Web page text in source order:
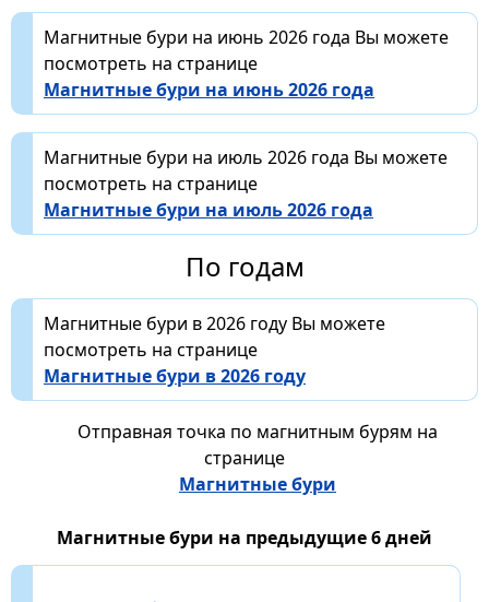
Магнитные бури на июнь 2026 года Вы можете
посмотреть на странице
Магнитные бури на июнь 2026 года
Магнитные бури на июль 2026 года Вы можете
посмотреть на странице
Магнитные бури на июль 2026 года
По годам
Магнитные бури в 2026 году Вы можете
посмотреть на странице
Магнитные бури в 2026 году
Отправная точка по магнитным бурям на
странице
Магнитные бури
Магнитные бури на предыдущие 6 дней